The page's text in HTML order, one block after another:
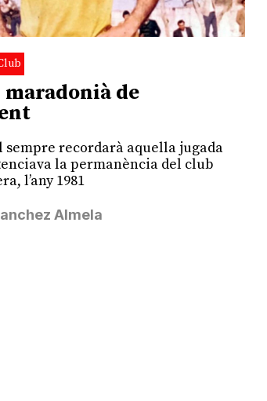
maradonià de
sempre recordarà aquella jugada
la permanència del club
l’any 1981
Almela